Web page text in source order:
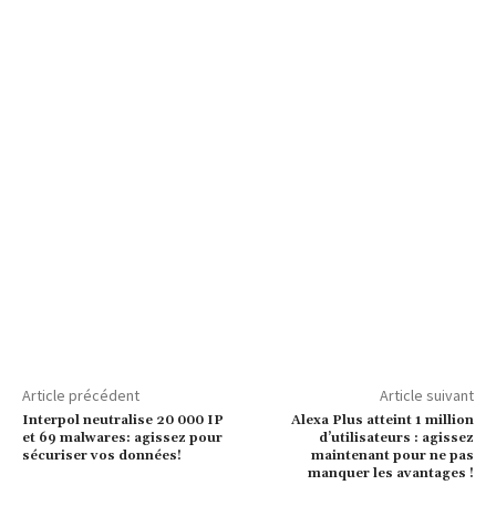
Article précédent
Interpol neutralise 20 000 IP
et 69 malwares: agissez pour
sécuriser vos données!
Article suivant
Alexa Plus atteint 1 million
d’utilisateurs : agissez
maintenant pour ne pas
manquer les avantages !